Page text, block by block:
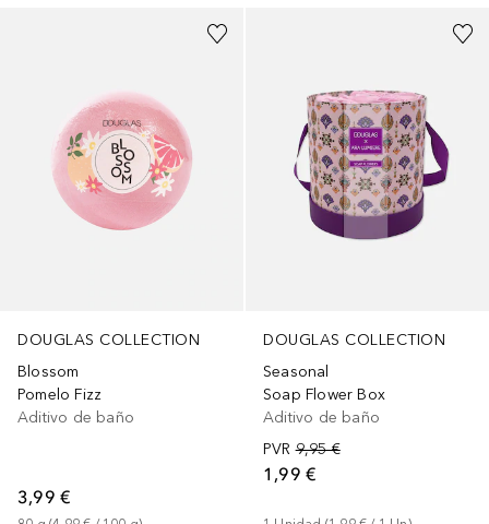
DOUGLAS COLLECTION
Blossom
Pomelo Fizz
Aditivo de baño
3,99 €
DOUGLAS COLLECTION
Seasonal
Soap Flower Box
Aditivo de baño
PVR 9,95 €
1,99 €